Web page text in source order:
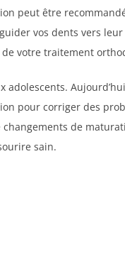
peut être
vos dents vers leur
votre traitement
adolescents.
pour corriger des
de
sain.